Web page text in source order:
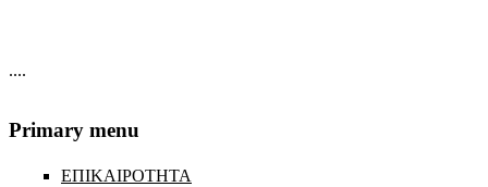
....
Primary menu
ΕΠΙΚΑΙΡΟΤΗΤΑ